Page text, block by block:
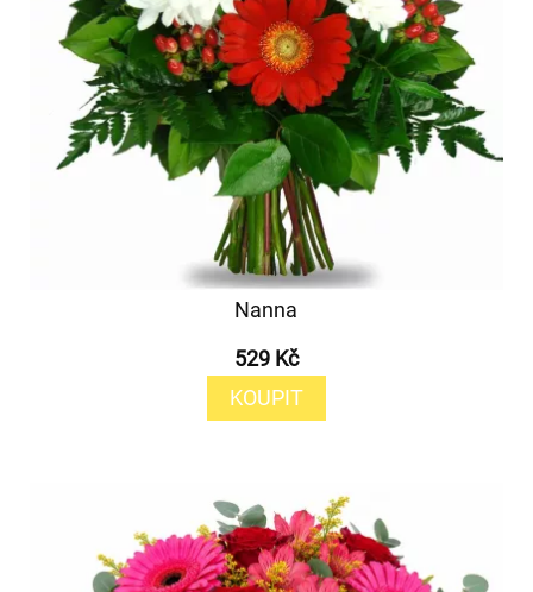
Nanna
529 Kč
KOUPIT